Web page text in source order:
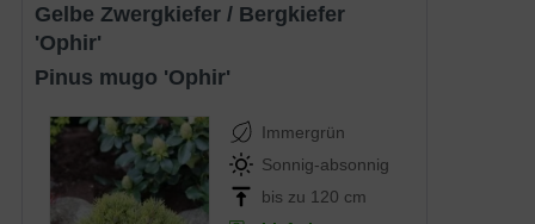
gelbe Zwergkiefer / Bergkiefer
'Ophir'
Pinus mugo 'Ophir'
Immergrün
Sonnig-absonnig
bis zu 120 cm